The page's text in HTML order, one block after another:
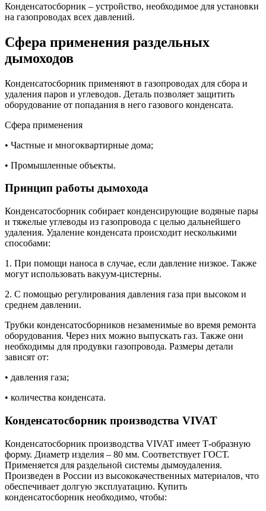
Конденсатосборник – устройство, необходимое для установки
на газопроводах всех давлений.
Сфера применения раздельных
дымоходов
Конденсатосборник применяют в газопроводах для сбора и
удаления паров и углеводов. Деталь позволяет защитить
оборудование от попадания в него газового конденсата.
Сфера применения
• Частные и многоквартирные дома;
• Промышленные объекты.
Принцип работы дымохода
Конденсатосборник собирает конденсирующие водяные пары
и тяжелые углеводы из газопровода с целью дальнейшего
удаления. Удаление конденсата происходит несколькими
способами:
1. При помощи наноса в случае, если давление низкое. Также
могут использовать вакуум-цистерны.
2. С помощью регулирования давления газа при высоком и
среднем давлении.
Трубки конденсатосборников незаменимые во время ремонта
оборудования. Через них можно выпускать газ. Также они
необходимы для продувки газопровода. Размеры детали
зависят от:
• давления газа;
• количества конденсата.
Конденсатоcборник производства VIVAT
Конденсатоcборник производства VIVAT имеет Т-образную
форму. Диаметр изделия – 80 мм. Соответствует ГОСТ.
Применяется для раздельной системы дымоудаления.
Произведен в России из высококачественных материалов, что
обеспечивает долгую эксплуатацию. Купить
конденсатоcборник необходимо, чтобы: